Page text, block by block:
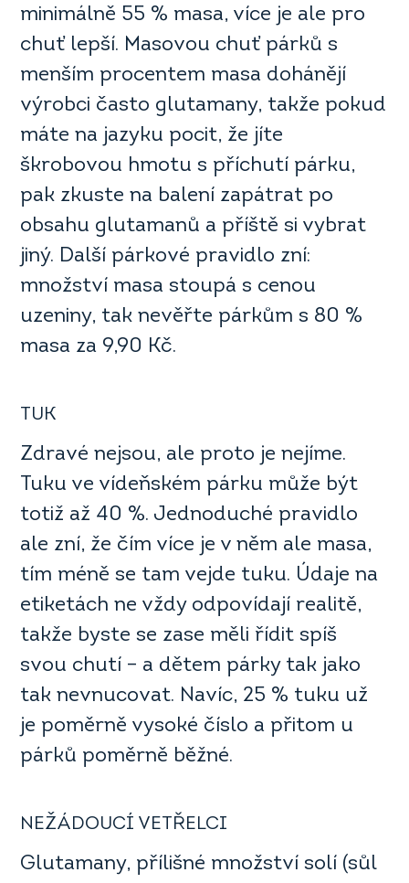
minimálně 55 % masa, více je ale pro
chuť lepší. Masovou chuť párků s
menším procentem masa dohánějí
výrobci často glutamany, takže pokud
máte na jazyku pocit, že jíte
škrobovou hmotu s příchutí párku,
pak zkuste na balení zapátrat po
obsahu glutamanů a příště si vybrat
jiný. Další párkové pravidlo zní:
množství masa stoupá s cenou
uzeniny, tak nevěřte párkům s 80 %
masa za 9,90 Kč.
TUK
Zdravé nejsou, ale proto je nejíme.
Tuku ve vídeňském párku může být
totiž až 40 %. Jednoduché pravidlo
ale zní, že čím více je v něm ale masa,
tím méně se tam vejde tuku. Údaje na
etiketách ne vždy odpovídají realitě,
takže byste se zase měli řídit spíš
svou chutí – a dětem párky tak jako
tak nevnucovat. Navíc, 25 % tuku už
je poměrně vysoké číslo a přitom u
párků poměrně běžné.
NEŽÁDOUCÍ VETŘELCI
Glutamany, přílišné množství solí (sůl